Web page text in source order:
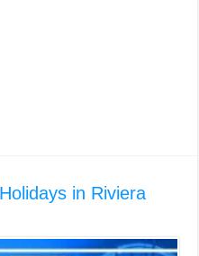
in Riviera